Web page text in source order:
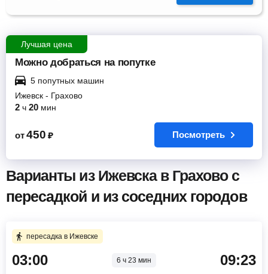
Лучшая цена
Можно добраться на попутке
5 попутных машин
Ижевск - Грахово
2 ч 20 мин
от 450 ₽ Посмотреть
Варианты из Ижевска в Грахово с
пересадкой и из соседних городов
пересадка в Ижевске
03:00 6 ч 23 мин 09:23